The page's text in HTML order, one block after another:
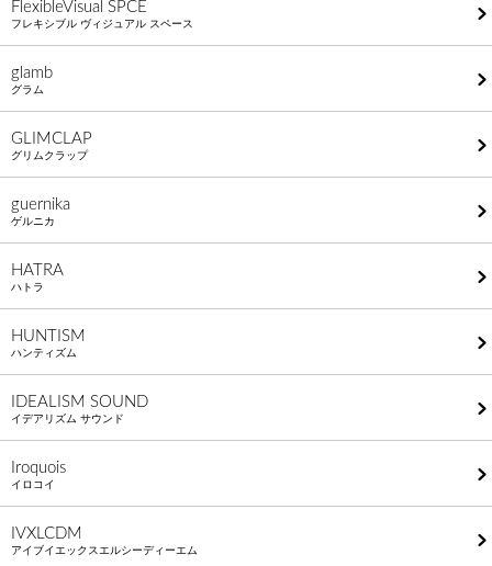
FlexibleVisual SPCE
フレキシブル ヴィジュアル スペース
glamb
グラム
GLIMCLAP
グリムクラップ
guernika
ゲルニカ
HATRA
ハトラ
HUNTISM
ハンティズム
IDEALISM SOUND
イデアリズム サウンド
Iroquois
イロコイ
IVXLCDM
アイブイエックスエルシーディーエム